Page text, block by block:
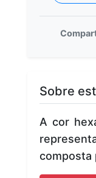
Sobre
A cor
composta